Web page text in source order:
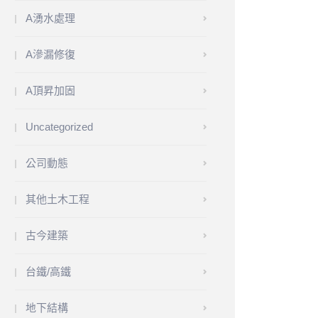
A湧水處理
A滲漏修復
A頂昇加固
Uncategorized
公司動態
其他土木工程
古今建築
台鐵/高鐵
地下結構